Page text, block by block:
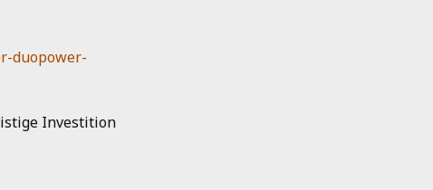
duopower-
Investition